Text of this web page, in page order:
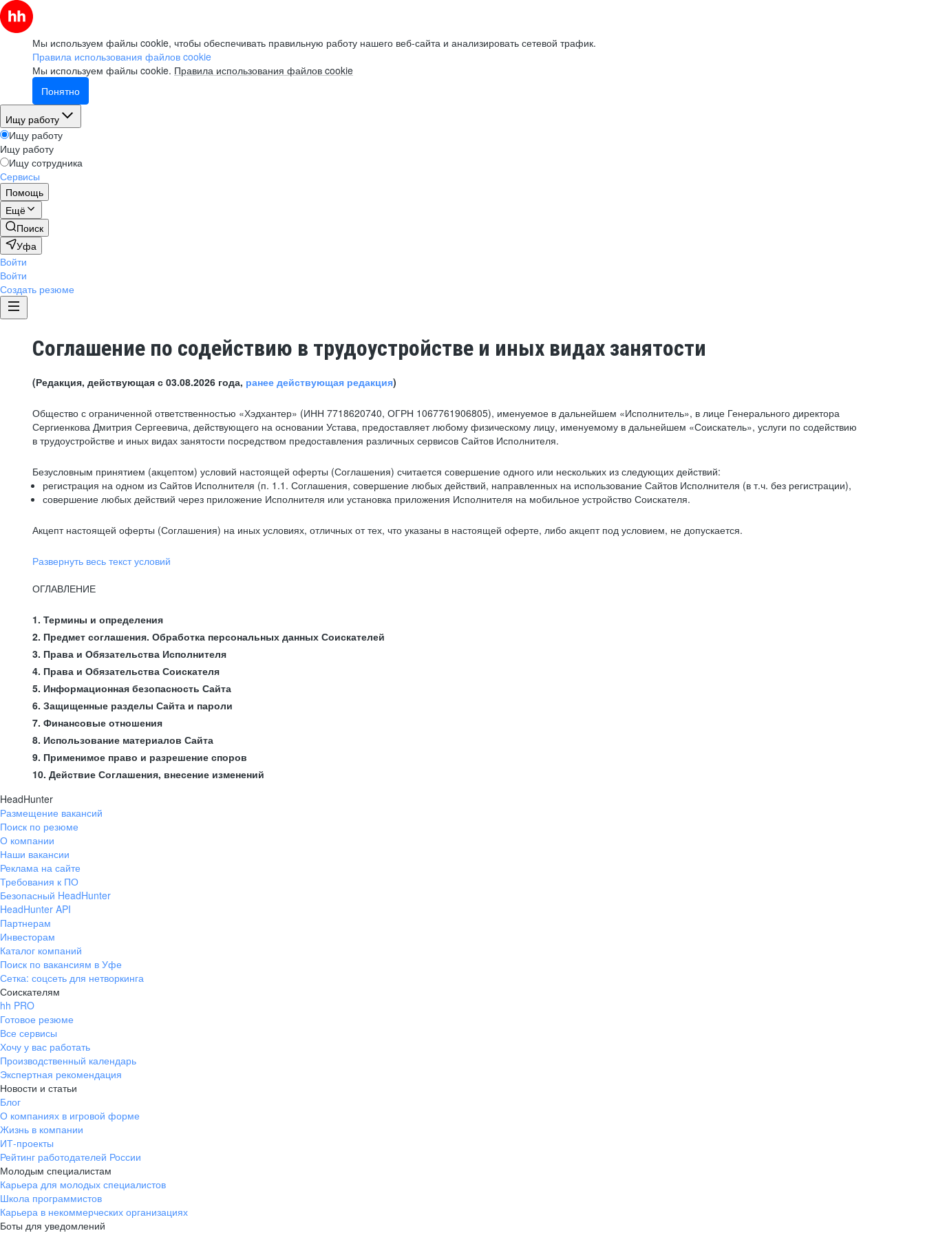
Мы используем файлы cookie, чтобы обеспечивать правильную работу нашего веб-сайта и анализировать сетевой трафик.
Правила использования файлов cookie
Мы используем файлы cookie. Правила использования файлов cookie
Понятно
Ищу работу
Ищу работу
Ищу работу
Ищу сотрудника
Сервисы
Помощь
Ещё
Поиск
Уфа
Войти
Войти
Создать резюме
Соглашение по содействию в трудоустройстве и иных видах занятости
(Редакция, действующая с 03.08.2026 года, ранее действующая редакция)
Общество с ограниченной ответственностью «Хэдхантер» (ИНН 7718620740, ОГРН 1067761906805), именуемое в дальнейшем «Исполнитель», в лице Генерального директора
Сергиенкова Дмитрия Сергеевича, действующего на основании Устава, предоставляет любому физическому лицу, именуемому в дальнейшем «Соискатель», услуги по содействию
в трудоустройстве и иных видах занятости посредством предоставления различных сервисов Сайтов Исполнителя.
Безусловным принятием (акцептом) условий настоящей оферты (Соглашения) считается совершение одного или нескольких из следующих действий:
регистрация на одном из Сайтов Исполнителя (п. 1.1. Соглашения, совершение любых действий, направленных на использование Сайтов Исполнителя (в т.ч. без регистрации),
совершение любых действий через приложение Исполнителя или установка приложения Исполнителя на мобильное устройство Соискателя.
Акцепт настоящей оферты (Соглашения) на иных условиях, отличных от тех, что указаны в настоящей оферте, либо акцепт под условием, не допускается.
Развернуть весь текст условий
ОГЛАВЛЕНИЕ
1. Термины и определения
2. Предмет соглашения. Обработка персональных данных Соискателей
3. Права и Обязательства Исполнителя
4. Права и Обязательства Соискателя
5. Информационная безопасность Сайта
6. Защищенные разделы Сайта и пароли
7. Финансовые отношения
8. Использование материалов Сайта
9. Применимое право и разрешение споров
10. Действие Соглашения, внесение изменений
HeadHunter
Размещение вакансий
Поиск по резюме
О компании
Наши вакансии
Реклама на сайте
Требования к ПО
Безопасный HeadHunter
HeadHunter API
Партнерам
Инвесторам
Каталог компаний
Поиск по вакансиям в Уфе
Сетка: соцсеть для нетворкинга
Соискателям
hh PRO
Готовое резюме
Все сервисы
Хочу у вас работать
Производственный календарь
Экспертная рекомендация
Новости и статьи
Блог
О компаниях в игровой форме
Жизнь в компании
ИТ-проекты
Рейтинг работодателей России
Молодым специалистам
Карьера для молодых специалистов
Школа программистов
Карьера в некоммерческих организациях
Боты для уведомлений